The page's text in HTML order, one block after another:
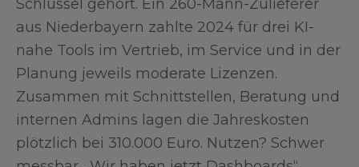
Schlüssel gehört. Ein 260-Mann-Zulieferer
aus Niederbayern zahlte 2024 für drei KI-
nahe Tools im Vertrieb, im Service und in der
Planung jeweils moderate Lizenzen.
Zusammen mit Schnittstellen, Beratung und
internen Admins lagen die Jahreskosten
plötzlich bei 310.000 Euro. Nutzen? Schwer